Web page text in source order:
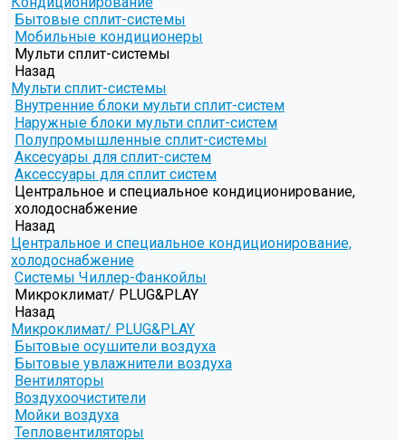
Бытовые сплит-системы
Мобильные кондиционеры
Мульти сплит-системы
Назад
Мульти сплит-системы
Внутренние блоки мульти сплит-систем
Наружные блоки мульти сплит-систем
Полупромышленные сплит-системы
Аксесуары для сплит-систем
Аксессуары для сплит систем
Центральное и специальное кондиционирование,
холодоснабжение
Назад
Центральное и специальное кондиционирование,
холодоснабжение
Системы Чиллер-Фанкойлы
Микроклимат/ PLUG&PLAY
Назад
Микроклимат/ PLUG&PLAY
Бытовые осушители воздуха
Бытовые увлажнители воздуха
Вентиляторы
Воздухоочистители
Мойки воздуха
Тепловентиляторы